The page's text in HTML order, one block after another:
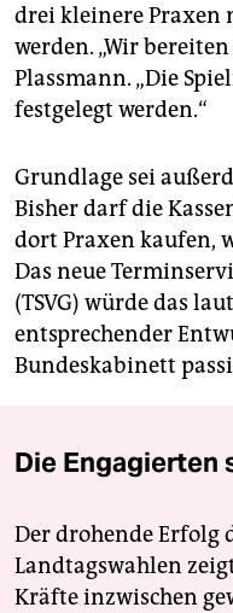
drei kleinere Praxen
werden. „Wir
Plassmann. „Die
festgelegt werden.“
Grundlage sei
Bisher darf die
dort Praxen kaufen,
Das neue
(TSVG) würde das
entsprechender
Bundeskabinett
Die Engagierten
Der drohende Erfolg
Landtagswahlen
Kräfte inzwischen